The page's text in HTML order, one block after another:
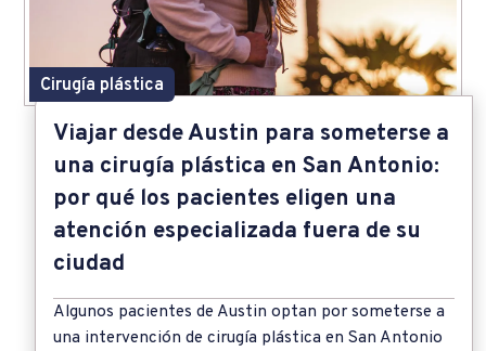
Viajar desde Austin para someterse a
una cirugía plástica en San Antonio:
por qué los pacientes eligen una
atención especializada fuera de su
ciudad
Algunos pacientes de Austin optan por someterse a
una intervención de cirugía plástica en San Antonio
Cirugía plástica